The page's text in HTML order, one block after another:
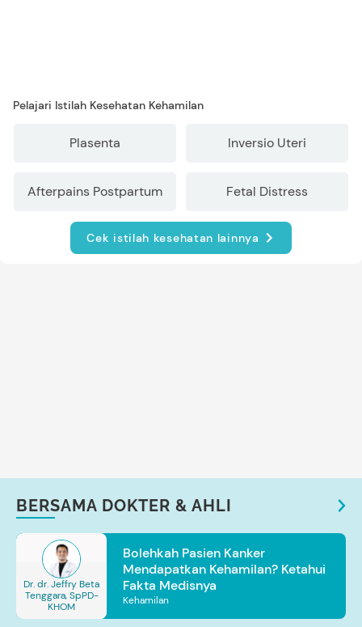
Pelajari Istilah Kesehatan Kehamilan
Plasenta Inversio Uteri
Afterpains Postpartum Fetal Distress
Cek istilah kesehatan lainnya
BERSAMA DOKTER & AHLI
Dr. dr. Jeffry Beta
Tenggara, SpPD-
KHOM
Bolehkah Pasien Kanker
Mendapatkan Kehamilan? Ketahui
Fakta Medisnya
Kehamilan